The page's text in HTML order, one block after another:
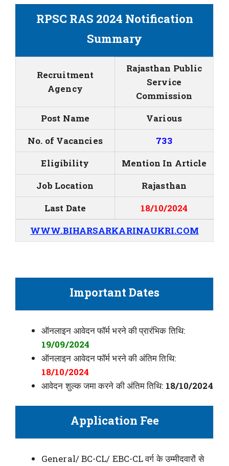
RPSC RAS 2024 Notification
Summary
Recruitment
Agency
Rajasthan Public
Service
Commission
Post Name
Various
No. of Vacancies
733
Eligibility
Mention In Article
Job Location
Rajasthan
Last Date
18/10/2024
WWW.BIHARSARKARINAUKRI.COM
Important Dates
ऑनलाइन आवेदन फॉर्म भरने की प्रारंभिक तिथि:
19/09/2024
ऑनलाइन आवेदन फॉर्म भरने की अंतिम तिथि:
18/10/2024
आवेदन शुल्क जमा करने की अंतिम तिथि: 18/10/2024
Application Fee
General/ BC-CL/ EBC-CL वर्ग के उम्मीदवारों से